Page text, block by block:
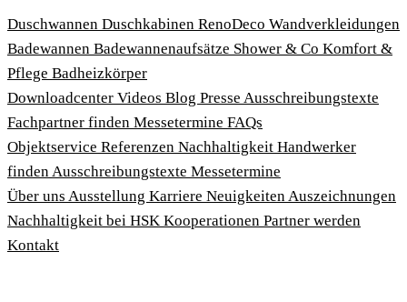
Duschwannen Duschkabinen RenoDeco Wandverkleidungen
Badewannen Badewannenaufsätze Shower & Co Komfort &
Pflege Badheizkörper
Download­center Videos Blog Presse Ausschreibungstexte
Fachpartner finden Messetermine FAQs
Objektservice Referenzen Nachhaltigkeit Handwerker
finden Ausschreibungstexte Messetermine
Über uns Ausstellung Karriere Neuigkeiten Auszeichnungen
Nachhaltigkeit bei HSK Kooperationen Partner werden
Kontakt